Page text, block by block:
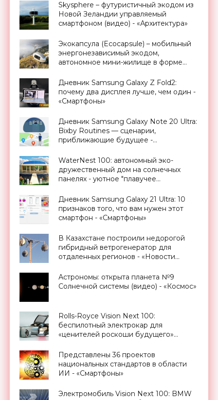
Skysphere – футуристичный экодом из
Новой Зеландии управляемый
смартфоном (видео) - «Архитектура»
Экокапсула (Ecocapsule) – мобильный
энергонезависимый экодом,
автономное мини-жилище в форме
«Архитектура»
Дневник Samsung Galaxy Z Fold2:
почему два дисплея лучше, чем один -
«Смартфоны»
Дневник Samsung Galaxy Note 20 Ultra:
Bixby Routines — сценарии,
приближающие будущее -
WaterNest 100: автономный эко-
дружественный дом на солнечных
панелях - уютное "плавучее
Дневник Samsung Galaxy 21 Ultra: 10
признаков того, что вам нужен этот
смартфон - «Смартфоны»
В Казахстане построили недорогой
гибридный ветрогенератор для
отдаленных регионов - «Новости
Астрономы: открыта планета №9
Солнечной системы (видео) - «Космос»
Rolls-Royce Vision Next 100:
беспилотный электрокар для
«ценителей роскоши будущего»
Представлены 36 проектов
национальных стандартов в области
ИИ - «Смартфоны»
Электромобиль Vision Next 100: BMW